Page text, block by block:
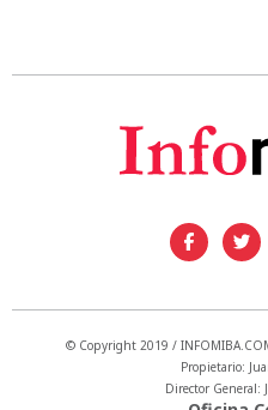
© Copyright 2019 /
Propietario:
Director General: